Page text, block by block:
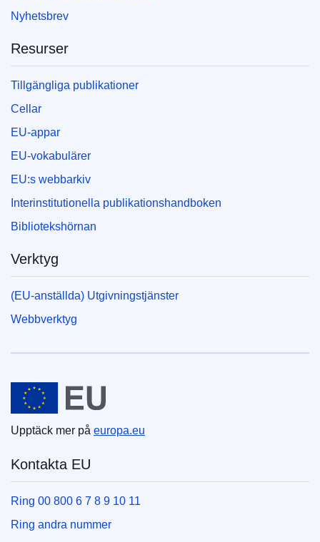
Nyhetsbrev
Resurser
Tillgängliga publikationer
Cellar
EU-appar
EU-vokabulärer
EU:s webbarkiv
Interinstitutionella publikationshandboken
Bibliotekshörnan
Verktyg
(EU-anställda) Utgivningstjänster
Webbverktyg
Europeiska unionen
Upptäck mer på europa.eu
Kontakta EU
Ring 00 800 6 7 8 9 10 11
Ring andra nummer